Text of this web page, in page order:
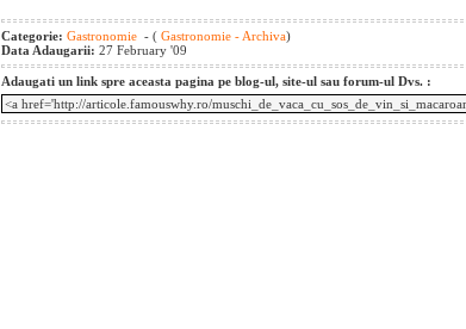
Categorie: Gastronomie - ( Gastronomie - Archiva)
Data Adaugarii: 27 February '09
Adaugati un link spre aceasta pagina pe blog-ul, site-ul sau forum-ul Dvs. :